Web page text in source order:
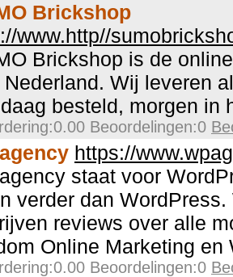
Brickshop
www.http//
Brickshop is de
Nederland. Wij leveren
besteld, morgen in
Beoordelingen:0
https://
staat voor
verder dan
reviews over alle
Online Marketing en
Beoordelingen:0